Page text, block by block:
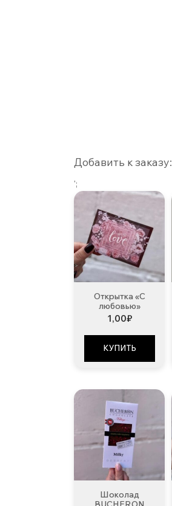
Добавить к заказу:
';
Открытка «С
любовью»
1,00₽
КУПИТЬ
Шоколад